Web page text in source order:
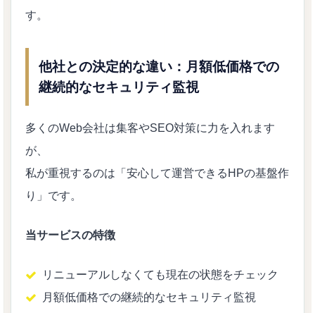
す。
他社との決定的な違い：月額低価格での
継続的なセキュリティ監視
多くのWeb会社は集客やSEO対策に力を入れます
が、
私が重視するのは「安心して運営できるHPの基盤作
り」です。
当サービスの特徴
リニューアルしなくても現在の状態をチェック
月額低価格での継続的なセキュリティ監視